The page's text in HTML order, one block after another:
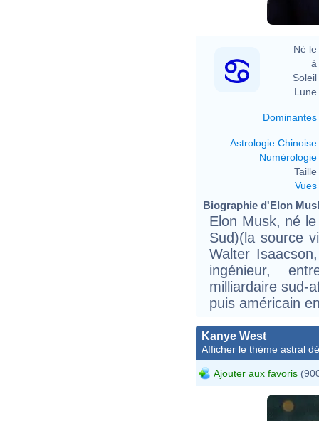
Né le
à
Soleil
Lune
Dominantes
Astrologie Chinoise
Numérologie
Taille
Vues
Biographie d'Elon
Elon Musk, né
Sud)(la source
Walter
ingénieur,
milliardaire sud-
puis américain
Kanye West
Afficher le thème astral
Ajouter aux favoris